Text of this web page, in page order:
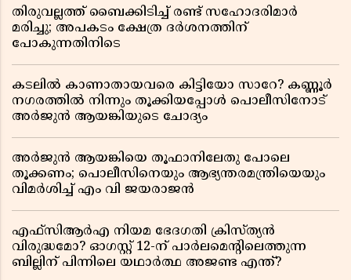
തിരുവല്ലത്ത് ബൈക്കിടിച്ച് രണ്ട് സഹോദരിമാർ
മരിച്ചു; അപകടം ക്ഷേത്ര ദർശനത്തിന്
പോകുന്നതിനിടെ
കടലിൽ കാണാതായവരെ കിട്ടിയോ സാറേ? കണ്ണൂർ
നഗരത്തിൽ നിന്നും തൂക്കിയപ്പോൾ പൊലീസിനോട്
അർജുൻ ആയങ്കിയുടെ ചോദ്യം
അർജുൻ ആയങ്കിയെ തൂഫാനിലേതു പോലെ
തൂക്കണം; പൊലീസിനെയും ആഭ്യന്തരമന്ത്രിയെയും
വിമർശിച്ച് എം വി ജയരാജൻ
എഫ്സിആർഎ നിയമ ഭേദഗതി ക്രിസ്ത്യൻ
വിരുദ്ധമോ? ഓഗസ്റ്റ് 12-ന് പാർലമെന്റിലെത്തുന്ന
ബില്ലിന് പിന്നിലെ യഥാർത്ഥ അജണ്ട എന്ത്?